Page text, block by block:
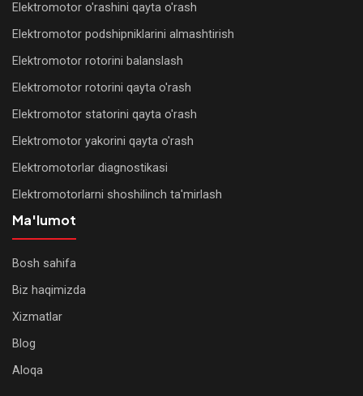
Elektromotor o'rashini qayta o'rash
Elektromotor podshipniklarini almashtirish
Elektromotor rotorini balanslash
Elektromotor rotorini qayta o'rash
Elektromotor statorini qayta o'rash
Elektromotor yakorini qayta o'rash
Elektromotorlar diagnostikasi
Elektromotorlarni shoshilinch ta'mirlash
Ma'lumot
Bosh sahifa
Biz haqimizda
Xizmatlar
Blog
Aloqa